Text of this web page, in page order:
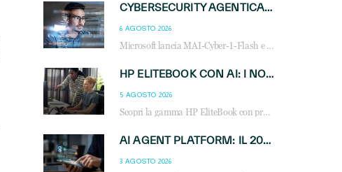
CYBERSECURITY AGENTICA: CON PERCEPTION E MAI-CYBER-1-FLASH MICROSOFT APRE NUOVI SERVIZI PER IL CANALE
6 AGOSTO 2026
Microsoft lancia MAI-Cyber-1-Flash e Perception: cybersecurity agentica in preview dal 3 novembre. Cosa cambia per MSP, system integrator e reseller.
HP ELITEBOOK CON AI: I NOTEBOOK BUSINESS INTELLIGENTI CHE TRASFORMANO PRODUTTIVITÀ, SICUREZZA E LAVORO IBRIDO
5 AGOSTO 2026
Scopri la gamma HP EliteBook con processori Intel® Core™ Ultra e AMD Ryzen™ AI. Notebook business progettati per aumentare la produttività, migliorare la collaborazione e garantire sicurezza avanzata in ufficio e in mobilità.
AI AGENT PLATFORM: IL 2026 È L’ANNO DEL «SISTEMA OPERATIVO» PER GLI AGENTI AZIENDALI
3 AGOSTO 2026